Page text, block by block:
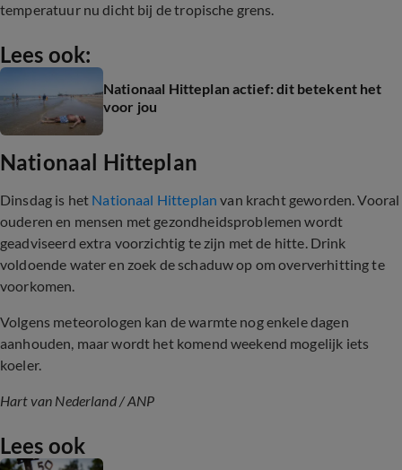
temperatuur nu dicht bij de tropische grens.
Lees ook:
Nationaal Hitteplan actief: dit betekent het
voor jou
Nationaal Hitteplan
Dinsdag is het Nationaal Hitteplan van kracht geworden. Vooral
ouderen en mensen met gezondheidsproblemen wordt
geadviseerd extra voorzichtig te zijn met de hitte. Drink
voldoende water en zoek de schaduw op om oververhitting te
voorkomen.
Volgens meteorologen kan de warmte nog enkele dagen
aanhouden, maar wordt het komend weekend mogelijk iets
koeler.
Hart van Nederland / ANP
Lees ook